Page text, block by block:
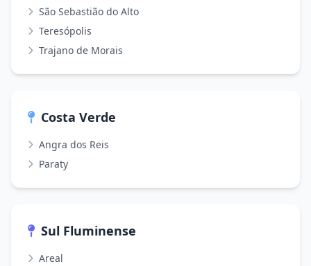
São Sebastião do Alto
Teresópolis
Trajano de Morais
Costa Verde
Angra dos Reis
Paraty
Sul Fluminense
Areal